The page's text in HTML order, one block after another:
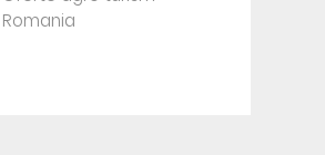
Romania